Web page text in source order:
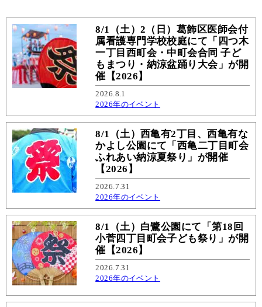
8/1（土）2（日）葛飾区医師会付
属看護専門学校校庭にて「四つ木
一丁目西町会・中町会合同 子ど
もまつり・納涼盆踊り大会」が開
催【2026】
2026.8.1
2026年のイベント
8/1（土）西亀有2丁目、西亀有な
かよし公園にて「西亀二丁目町会
ふれあい納涼夏祭り」が開催
【2026】
2026.7.31
2026年のイベント
8/1（土）白鷺公園にて「第18回
小菅四丁目町会子ども祭り」が開
催【2026】
2026.7.31
2026年のイベント